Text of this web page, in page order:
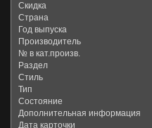
Скидка
Страна
Год выпуска
Производитель
№ в кат.произв.
Раздел
Стиль
Тип
Состояние
Дополнительная информация
Дата карточки